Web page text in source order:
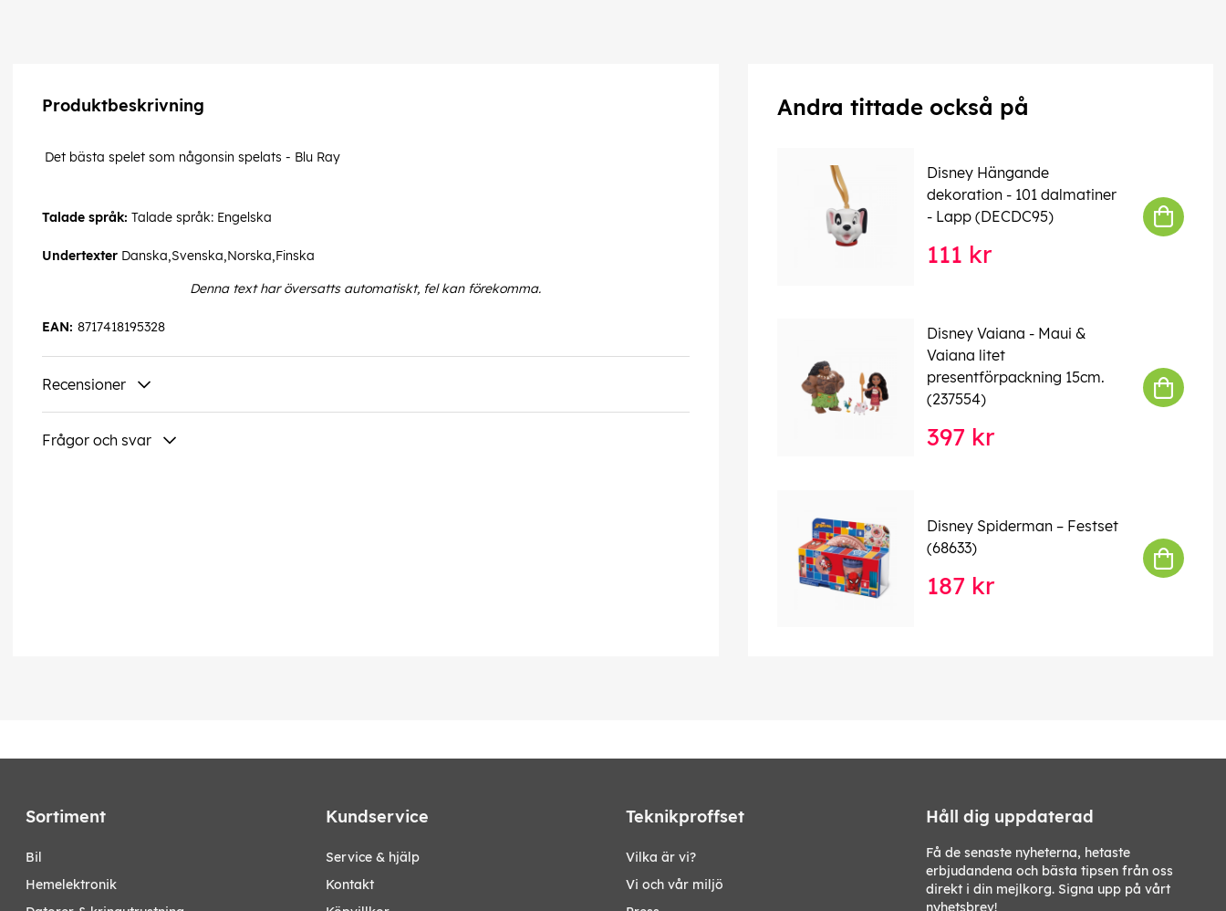
Produktbeskrivning
Det bästa spelet som någonsin spelats - Blu Ray
Talade språk: Talade språk: Engelska
Undertexter Danska,Svenska,Norska,Finska
Denna text har översatts automatiskt, fel kan förekomma.
8717418195328
EAN:
Recensioner
Frågor och svar
Andra tittade också på
Disney Hängande
dekoration - 101 dalmatiner
- Lapp (DECDC95)
111 kr
Disney Vaiana - Maui &
Vaiana litet
presentförpackning 15cm.
(237554)
397 kr
Disney Spiderman – Festset
(68633)
187 kr
Sortiment
bil
hemelektronik
Kundservice
Service & hjälp
Kontakt
Teknikproffset
Vilka är vi?
Vi och vår miljö
Håll dig uppdaterad
Få de senaste nyheterna, hetaste
erbjudandena och bästa tipsen från oss
direkt i din mejlkorg. Signa upp på vårt
nyhetsbrev!